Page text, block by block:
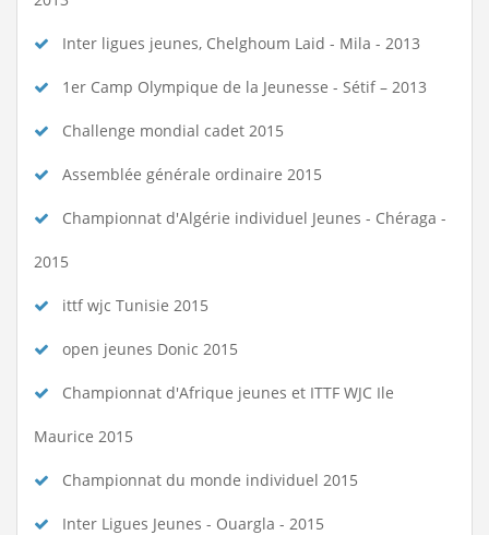
Inter ligues jeunes, Chelghoum Laid - Mila - 2013
1er Camp Olympique de la Jeunesse - Sétif – 2013
Challenge mondial cadet 2015
Assemblée générale ordinaire 2015
Championnat d'Algérie individuel Jeunes - Chéraga -
2015
ittf wjc Tunisie 2015
open jeunes Donic 2015
Championnat d'Afrique jeunes et ITTF WJC Ile
Maurice 2015
Championnat du monde individuel 2015
Inter Ligues Jeunes - Ouargla - 2015